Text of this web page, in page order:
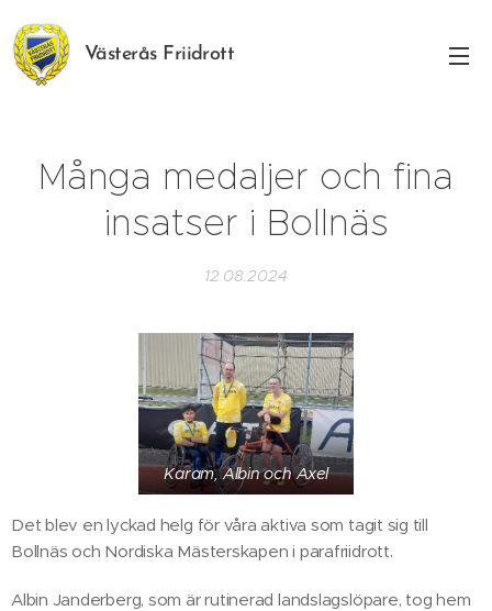
Västerås Friidrott
Många medaljer och fina
insatser i Bollnäs
12.08.2024
Karam, Albin och Axel
Det blev en lyckad helg för våra aktiva som tagit sig till
Bollnäs och Nordiska Mästerskapen i parafriidrott.
Albin Janderberg, som är rutinerad landslagslöpare, tog hem